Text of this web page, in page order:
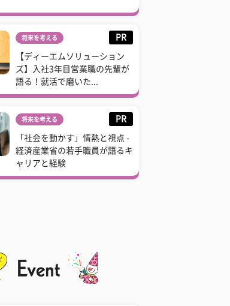
将来を考える PR
【ディーエムソリューション
ズ】入社3年目営業職の先輩が
語る！就活で磨いた...
将来を考える PR
「社会を動かす」情熱と視点 -
経済産業省の若手職員が語るキ
ャリアと経験